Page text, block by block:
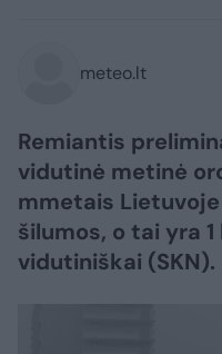
meteo.lt
Remiantis
vidutinė metinė
mmetais
šilumos, o tai yra
vidutiniškai (SKN).